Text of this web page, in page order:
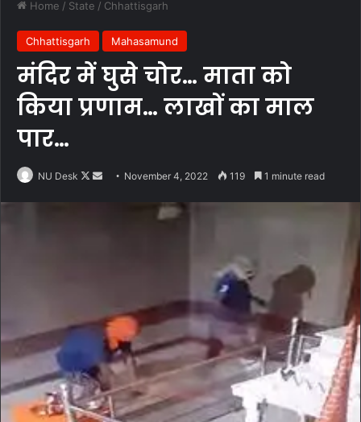
Home / State / Chhattisgarh
Chhattisgarh Mahasamund
मंदिर में घुसे चोर… माता को
किया प्रणाम… लाखों का माल
पार…
NU Desk
Follow
Send November 4, 2022 119 1 minute read